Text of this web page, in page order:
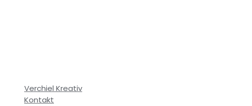
Verchiel Kreativ
Kontakt